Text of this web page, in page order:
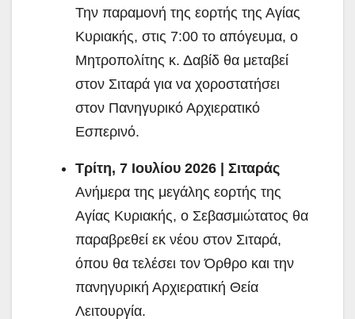
Την παραμονή της εορτής της Αγίας
Κυριακής, στις 7:00 το απόγευμα, ο
Μητροπολίτης κ. Δαβίδ θα μεταβεί
στον Σιταρά για να χοροστατήσει
στον Πανηγυρικό Αρχιερατικό
Εσπερινό.
Τρίτη, 7 Ιουλίου 2026 | Σιταράς
Ανήμερα της μεγάλης εορτής της
Αγίας Κυριακής, ο Σεβασμιώτατος θα
παραβρεθεί εκ νέου στον Σιταρά,
όπου θα τελέσει τον Όρθρο και την
πανηγυρική Αρχιερατική Θεία
Λειτουργία.